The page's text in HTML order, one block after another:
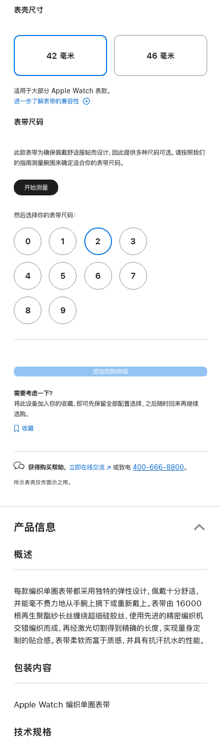
末
黄
表壳尺寸
42 毫米 46 毫米
适用于大部分 Apple Watch 表款。
进一步了解表带的兼容性
表带尺码
此款表带为确保佩戴舒适服帖而设计，因此提供多种尺码可选。请按照我们
的指南测量腕围来确定适合你的表带尺码。
开始测量
然后选择你的表带尺码：
0 1 2 3
4 5 6 7
8 9
添加到购物袋
需要考虑一下？
将此设备加入你的收藏，即可先保留全部配置选择，之后随时回来再继续
选购。
收藏
获得购买帮助， 立即在线交流 (在
中
或致电400-666-8800 。
所示表壳仅作图示之用。
产品信息
概述
每款编织单圈表带都采用独特的弹性设计，佩戴十分舒适，
并能毫不费力地从手腕上摘下或重新戴上。表带由 16000
根再生聚酯纱长丝缠绕超细硅胶丝，使用先进的精密编织机
交错编织而成，再经激光切割得到精确的长度，实现量身定
制的贴合感。表带柔软而富于质感，并具有抗汗抗水的性能。
包装内容
Apple Watch 编织单圈表带
技术规格